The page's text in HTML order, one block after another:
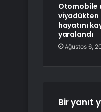
Otomobile
viyadükten
hayatını
yaralandı
Ağustos 6,
Bir yanıt